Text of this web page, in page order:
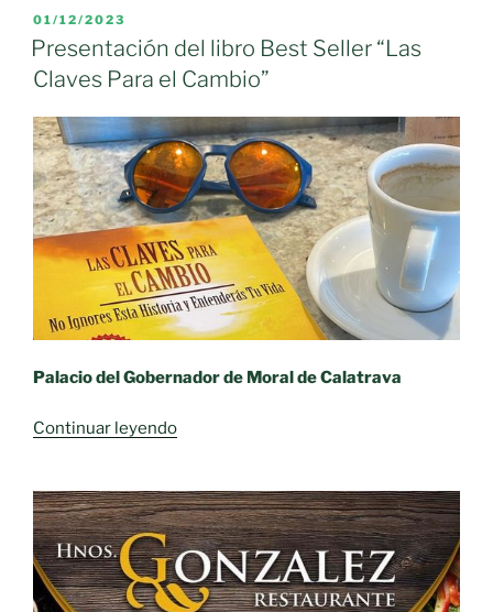
PUBLICADO
EL
01/12/2023
Presentación del libro Best Seller “Las
Claves Para el Cambio”
Palacio del Gobernador de Moral de Calatrava
Continuar leyendo«Presentación
Best
Seller
“Las
Claves